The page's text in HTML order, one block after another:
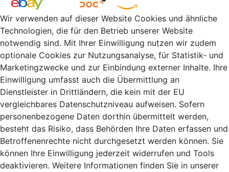
Wir verwenden auf dieser Website Cookies und ähnliche
Technologien, die für den Betrieb unserer Website
notwendig sind. Mit Ihrer Einwilligung nutzen wir zudem
optionale Cookies zur Nutzungsanalyse, für Statistik- und
Marketingzwecke und zur Einbindung externer Inhalte. Ihre
Einwilligung umfasst auch die Übermittlung an
Dienstleister in Drittländern, die kein mit der EU
vergleichbares Datenschutzniveau aufweisen. Sofern
personenbezogene Daten dorthin übermittelt werden,
besteht das Risiko, dass Behörden Ihre Daten erfassen und
Betroffenenrechte nicht durchgesetzt werden können. Sie
können Ihre Einwilligung jederzeit widerrufen und Tools
deaktivieren. Weitere Informationen finden Sie in unserer